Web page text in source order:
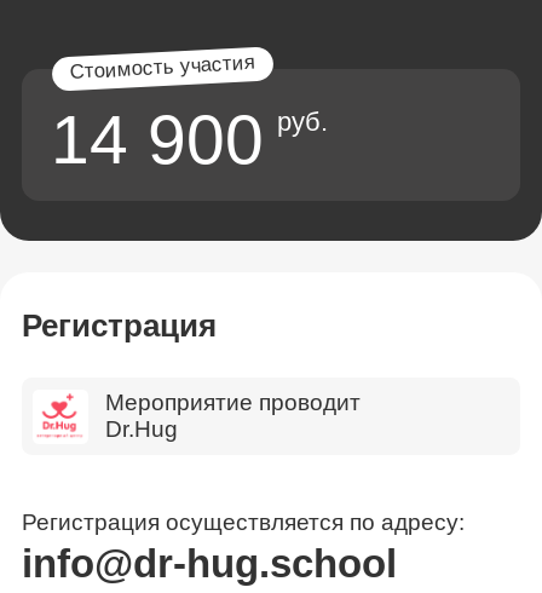
14 900 руб.
Регистрация
Мероприятие проводит
Dr.Hug
Регистрация осуществляется по адресу:
info@dr-hug.school